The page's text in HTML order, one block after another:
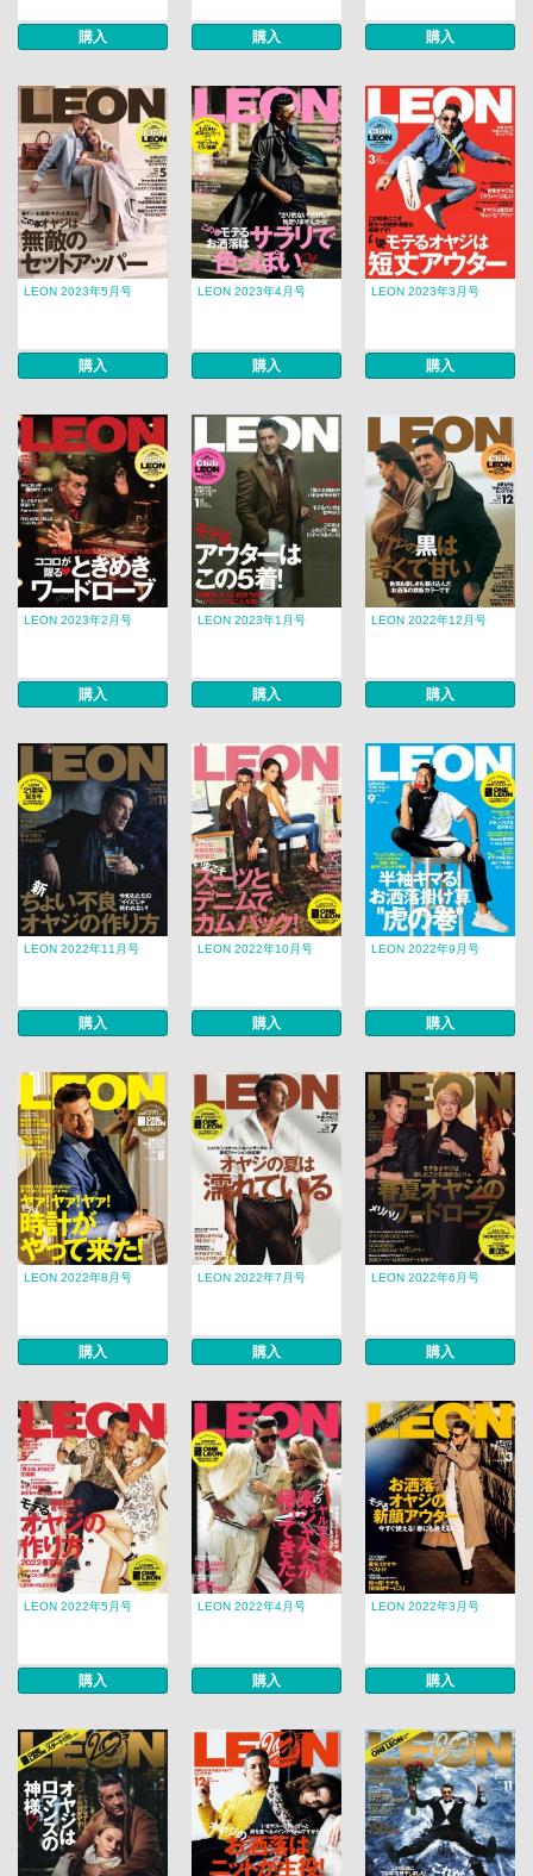
購入 購入 購入
LEON 2023年5月号
購入
LEON 2023年4月号
購入
LEON 2023年3月号
購入
LEON 2023年2月号
購入
LEON 2023年1月号
購入
LEON 2022年12月号
購入
LEON 2022年11月号
購入
LEON 2022年10月号
購入
LEON 2022年9月号
購入
LEON 2022年8月号
購入
LEON 2022年7月号
購入
LEON 2022年6月号
購入
LEON 2022年5月号
購入
LEON 2022年4月号
購入
LEON 2022年3月号
購入